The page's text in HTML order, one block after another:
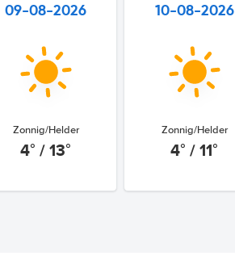
09-08-2026
Zonnig/Helder
4° / 13°
10-08-2026
Zonnig/Helder
4° / 11°